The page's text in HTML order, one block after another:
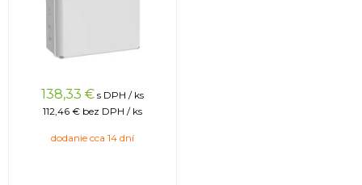
138,33 € s DPH / ks
112,46 € bez DPH / ks
dodanie cca 14 dní